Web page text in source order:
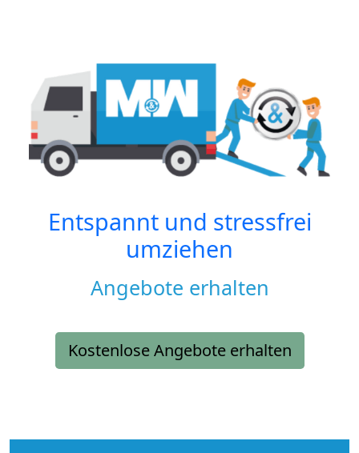
Entspannt und stressfrei
umziehen
Angebote erhalten
Kostenlose Angebote erhalten